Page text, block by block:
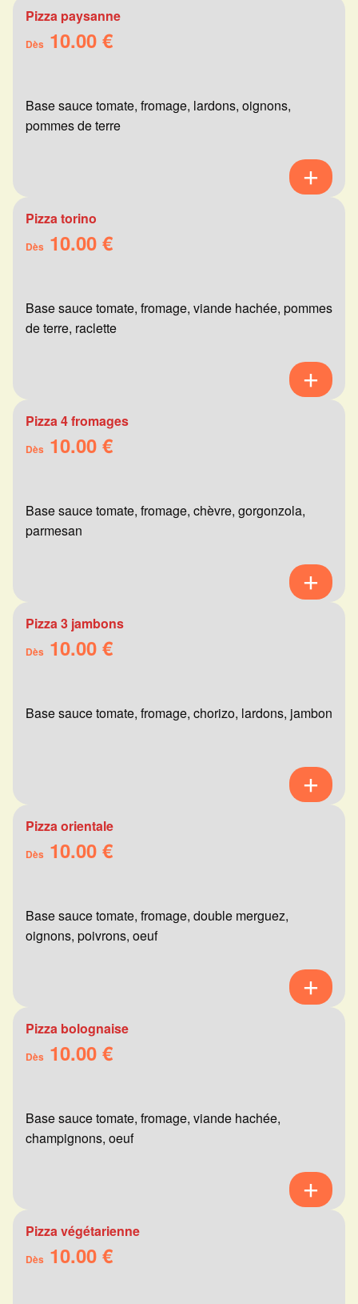
Pizza paysanne
Dès 10.00 €
Base sauce tomate, fromage, lardons, oignons,
pommes de terre
Pizza torino
Dès 10.00 €
Base sauce tomate, fromage, viande hachée, pommes
de terre, raclette
Pizza 4 fromages
Dès 10.00 €
Base sauce tomate, fromage, chèvre, gorgonzola,
parmesan
Pizza 3 jambons
Dès 10.00 €
Base sauce tomate, fromage, chorizo, lardons, jambon
Pizza orientale
Dès 10.00 €
Base sauce tomate, fromage, double merguez,
oignons, poivrons, oeuf
Pizza bolognaise
Dès 10.00 €
Base sauce tomate, fromage, viande hachée,
champignons, oeuf
Pizza végétarienne
Dès 10.00 €